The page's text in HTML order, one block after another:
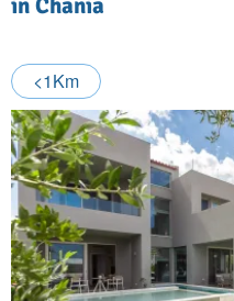
<1Km